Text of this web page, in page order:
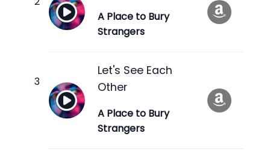
A Place to Bury
Strangers
Let's See Each
Other
A Place to Bury
Strangers